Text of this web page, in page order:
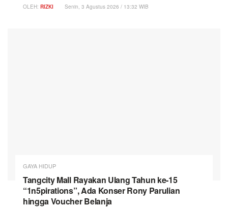
OLEH: RIZKI Senin, 3 Agustus 2026 / 13:32 WIB
GAYA HIDUP
Tangcity Mall Rayakan Ulang Tahun ke-15
“1n5pirations”, Ada Konser Rony Parulian
hingga Voucher Belanja